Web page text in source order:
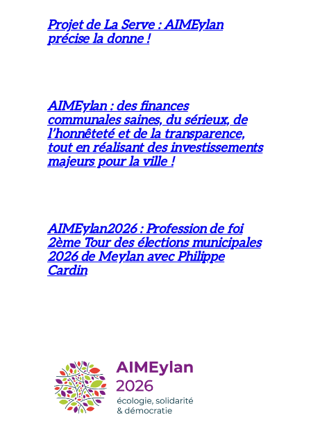
Projet de La Serve : AIMEylan
précise la donne !
AIMEylan : des finances
communales saines, du sérieux, de
l’honnêteté et de la transparence,
tout en réalisant des investissements
majeurs pour la ville !
AIMEylan2026 : Profession de foi
2ème Tour des élections municipales
2026 de Meylan avec Philippe
Cardin